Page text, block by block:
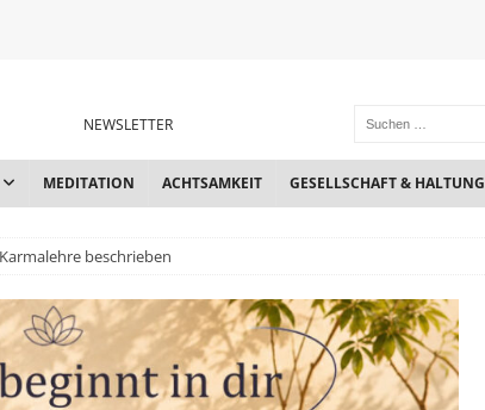
NEWSLETTER
MEDITATION ACHTSAMKEIT GESELLSCHAFT & HALTUNG
beschrieben